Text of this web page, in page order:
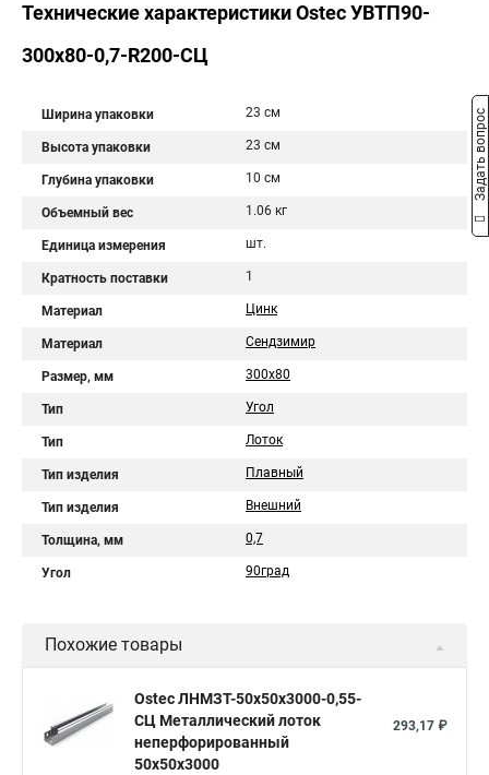
Технические характеристики Ostec УВТП90-
300х80-0,7-R200-СЦ
Ширина упаковки 23 см
Высота упаковки 23 см
Глубина упаковки 10 см
Объемный вес 1.06 кг
Единица измерения шт.
Кратность поставки 1
Материал Цинк
Материал Сендзимир
Размер, мм 300х80
Тип Угол
Тип Лоток
Тип изделия Плавный
Тип изделия Внешний
Толщина, мм 0,7
Угол 90град
Похожие товары
Ostec ЛНМЗТ-50х50х3000-0,55-
СЦ Металлический лоток
неперфорированный
50х50х3000
293,17 ₽
Задать вопрос